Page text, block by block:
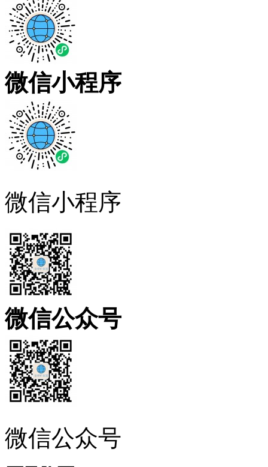
微信小程序
微信小程序
微信公众号
微信公众号